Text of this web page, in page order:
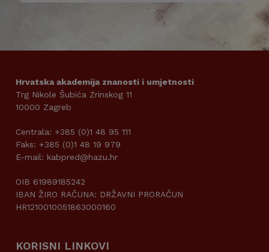
Hrvatska akademija znanosti i umjetnosti
Trg Nikole Šubića Zrinskog 11
10000 Zagreb
Centrala: +385 (0)1 48 95 111
Faks: +385 (0)1 48 19 979
E-mail: kabpred@hazu.hr
OIB 61989185242
IBAN ŽIRO RAČUNA: DRŽAVNI PRORAČUN
HR1210010051863000160
KORISNI LINKOVI